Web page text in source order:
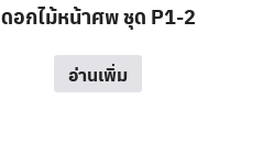
ดอกไม้หน้าศพ ชุด P1-2
อ่านเพิ่ม